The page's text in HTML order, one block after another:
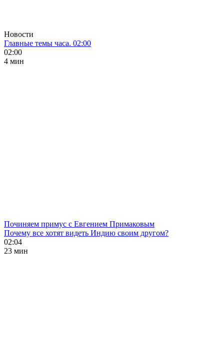
Новости
Главные темы часа. 02:00
02:00
4 мин
Починяем примус с Евгением Примаковым
Почему все хотят видеть Индию своим другом?
02:04
23 мин